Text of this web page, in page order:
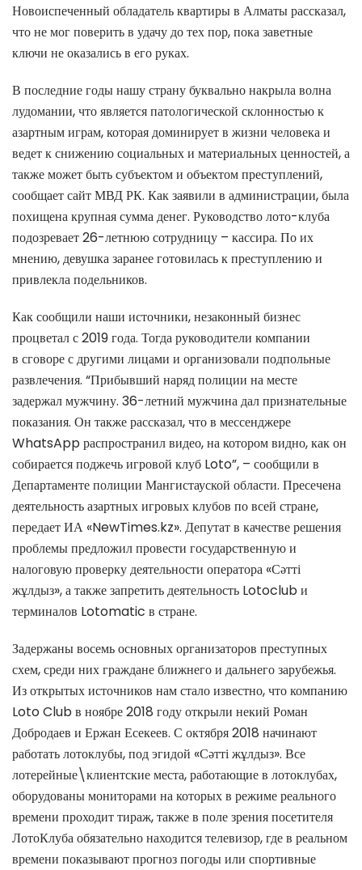
Новоиспеченный обладатель квартиры в Алматы рассказал,
что не мог поверить в удачу до тех пор, пока заветные
ключи не оказались в его руках.
В последние годы нашу страну буквально накрыла волна
лудомании, что является патологической склонностью к
азартным играм, которая доминирует в жизни человека и
ведет к снижению социальных и материальных ценностей, а
также может быть субъектом и объектом преступлений,
сообщает сайт МВД РК. Как заявили в администрации, была
похищена крупная сумма денег. Руководство лото-клуба
подозревает 26-летнюю сотрудницу – кассира. По их
мнению, девушка заранее готовилась к преступлению и
привлекла подельников.
Как сообщили наши источники, незаконный бизнес
процветал с 2019 года. Тогда руководители компании
в сговоре с другими лицами и организовали подпольные
развлечения. “Прибывший наряд полиции на месте
задержал мужчину. 36-летний мужчина дал признательные
показания. Он также рассказал, что в мессенджере
WhatsApp распространил видео, на котором видно, как он
собирается поджечь игровой клуб Loto”, – сообщили в
Департаменте полиции Мангистауской области. Пресечена
деятельность азартных игровых клубов по всей стране,
передает ИА «NewTimes.kz». Депутат в качестве решения
проблемы предложил провести государственную и
налоговую проверку деятельности оператора «Сәтті
жұлдыз», а также запретить деятельность Lotoclub и
терминалов Lotomatic в стране.
Задержаны восемь основных организаторов преступных
схем, среди них граждане ближнего и дальнего зарубежья.
Из открытых источников нам стало известно, что компанию
Loto Club в ноябре 2018 году открыли некий Роман
Добродаев и Ержан Есекеев. С октября 2018 начинают
работать лотоклубы, под эгидой «Сәтті жұлдыз». Все
лотерейные\клиентские места, работающие в лотоклубах,
оборудованы мониторами на которых в режиме реального
времени проходит тираж, также в поле зрения посетителя
ЛотоКлуба обязательно находится телевизор, где в реальном
времени показывают прогноз погоды или спортивные